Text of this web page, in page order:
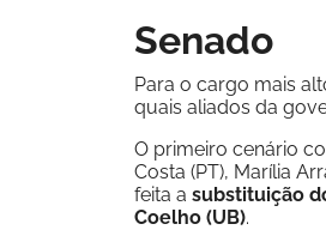
Senado
Para o cargo mais
quais aliados da
O primeiro cenário
Costa (PT), Marília
feita a substituição
Coelho (UB).